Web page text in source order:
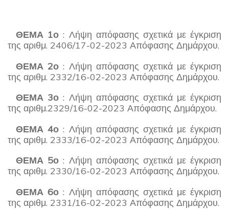
ΘΕΜΑ 1ο : Λήψη απόφασης σχετικά με έγκριση
της αριθμ. 2406/17-02-2023 Απόφασης Δημάρχου.
ΘΕΜΑ 2ο : Λήψη απόφασης σχετικά με έγκριση
της αριθμ. 2332/16-02-2023 Απόφασης Δημάρχου.
ΘΕΜΑ 3ο : Λήψη απόφασης σχετικά με έγκριση
της αριθμ.2329/16-02-2023 Απόφασης Δημάρχου.
ΘΕΜΑ 4ο : Λήψη απόφασης σχετικά με έγκριση
της αριθμ. 2333/16-02-2023 Απόφασης Δημάρχου.
ΘΕΜΑ 5ο : Λήψη απόφασης σχετικά με έγκριση
της αριθμ. 2330/16-02-2023 Απόφασης Δημάρχου.
ΘΕΜΑ 6ο : Λήψη απόφασης σχετικά με έγκριση
της αριθμ. 2331/16-02-2023 Απόφασης Δημάρχου.